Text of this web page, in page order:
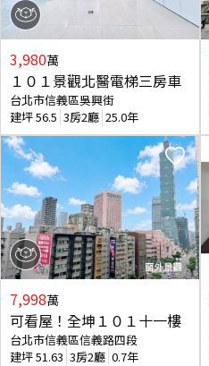
3,980萬
１０１景觀北醫電梯三房車
台北市信義區吳興街
建坪56.5 3房2廳 25.0年
7,998萬
可看屋！全坤１０１十一樓
台北市信義區信義路四段
建坪51.63 3房2廳 0.7年